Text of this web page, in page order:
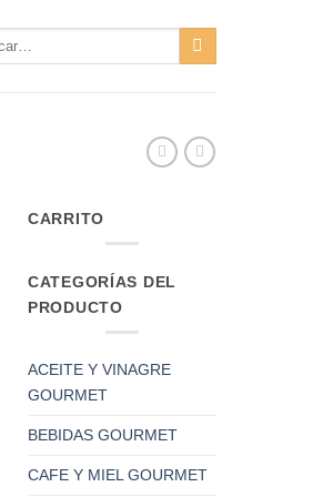
CARRITO
CATEGORÍAS DEL
PRODUCTO
ACEITE Y VINAGRE
GOURMET
BEBIDAS GOURMET
CAFE Y MIEL GOURMET